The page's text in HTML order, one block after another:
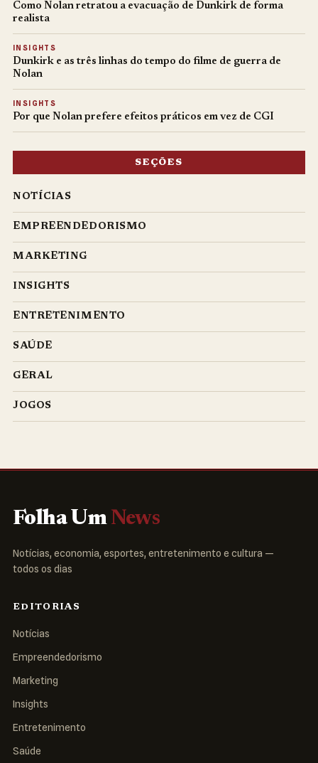
Como Nolan retratou a evacuação de Dunkirk de forma
realista
INSIGHTS
Dunkirk e as três linhas do tempo do filme de guerra de
Nolan
INSIGHTS
Por que Nolan prefere efeitos práticos em vez de CGI
SEÇÕES
NOTÍCIAS
EMPREENDEDORISMO
MARKETING
INSIGHTS
ENTRETENIMENTO
SAÚDE
GERAL
JOGOS
Folha Um News
Notícias, economia, esportes, entretenimento e cultura —
todos os dias
EDITORIAS
Notícias
Empreendedorismo
Marketing
Insights
Entretenimento
Saúde